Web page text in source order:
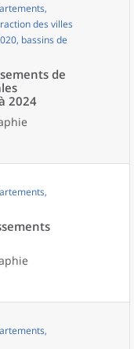
des villes
bassins de
de
2024